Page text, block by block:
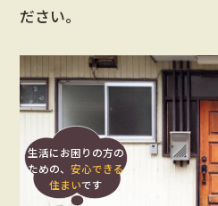
ださい。
生活にお困りの方の
ための、 安心できる
住まいです